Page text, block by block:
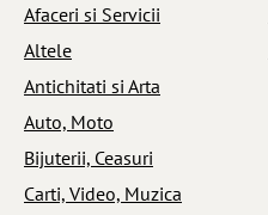
Afaceri si Servicii
Altele
Antichitati si Arta
Auto, Moto
Bijuterii, Ceasuri
Carti, Video, Muzica